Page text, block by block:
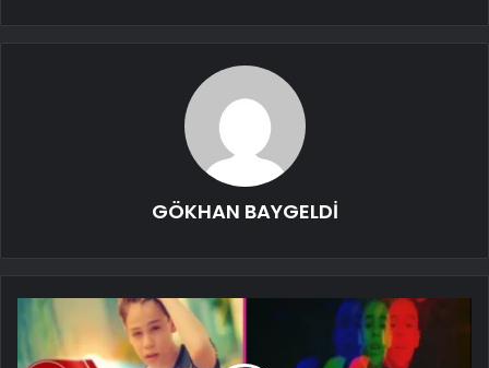
GÖKHAN BAYGELDİ